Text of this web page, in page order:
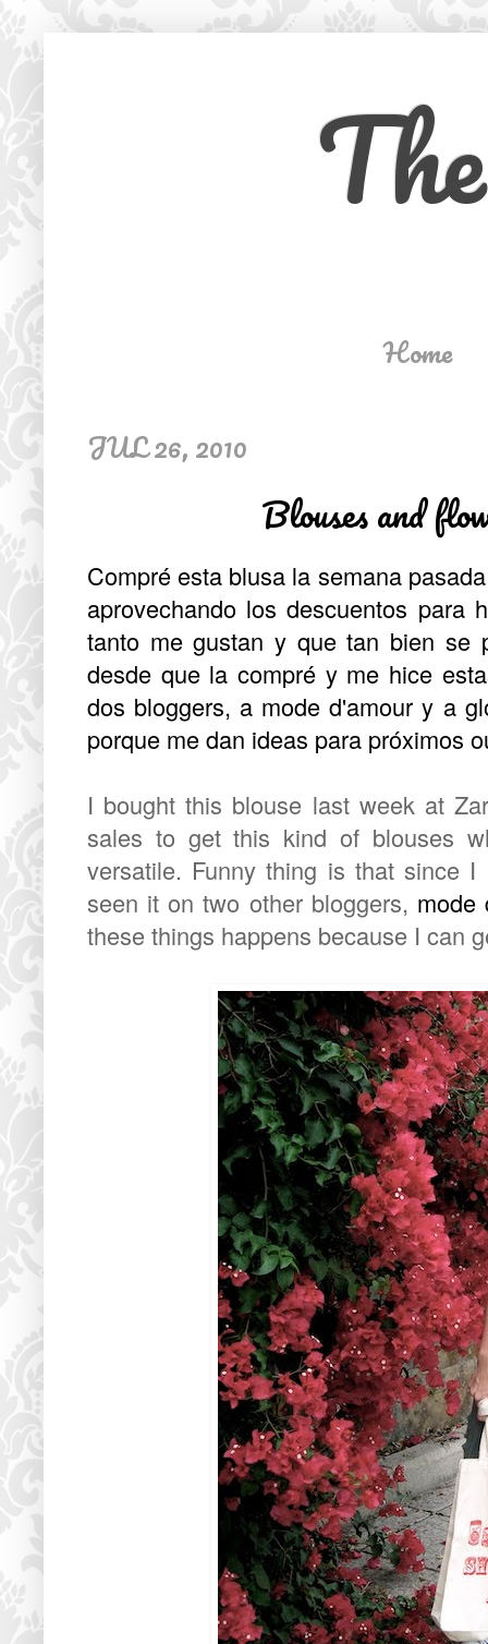
Home
JUL 26, 2010
Blouses and
Compré esta blusa la semana
aprovechando los descuentos para
tanto me gustan y que tan bien se
desde que la compré y me hice
dos bloggers, a mode d'amour y a
porque me dan ideas para próximos
I bought this blouse last week at
sales to get this kind of blouses
versatile. Funny thing is that since
seen it on two other bloggers, mode
these things happens because I can